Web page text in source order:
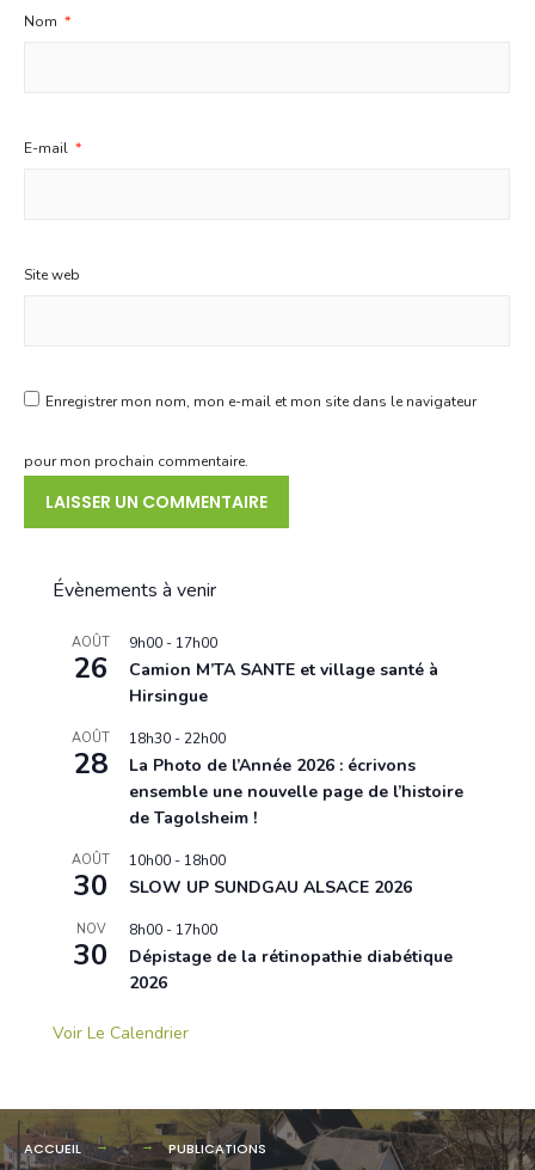
Nom *
E-mail *
Site web
Enregistrer mon nom, mon e-mail et mon site dans le navigateur
pour mon prochain commentaire.
Évènements à venir
AOÛT
26
9h00 - 17h00
Camion M’TA SANTE et village santé à
Hirsingue
AOÛT
28
18h30 -22h00
La Photo de l’Année 2026 : écrivons
ensemble une nouvelle page de l’histoire
de Tagolsheim !
AOÛT
30
10h00 - 18h00
SLOW UP SUNDGAU ALSACE 2026
NOV
30
8h00 - 17h00
Dépistage de la rétinopathie diabétique
2026
Voir Le Calendrier
ACCUEIL PUBLICATIONS